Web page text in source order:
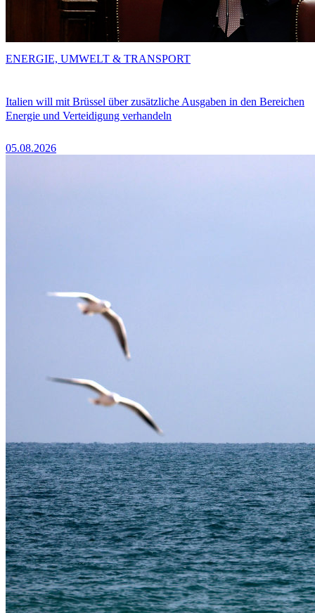
Italien will mit Brüssel über zusätzliche Ausgaben in den Bereichen
Energie und Verteidigung verhandeln
05.08.2026
ENERGIE, UMWELT & TRANSPORT